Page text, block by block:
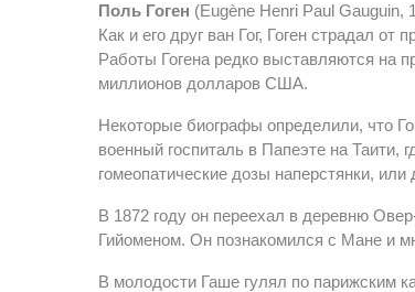
Поль Гоген (Eugène Henri Paul
Как и его друг ван Гог, Гоген страдал
Работы Гогена редко выставляются на
миллионов долларов США.
Некоторые биографы определили, что
военный госпиталь в Папеэте на Таити,
гомеопатические дозы наперстянки, или
В 1872 году он переехал в деревню
Гийоменом. Он познакомился с Мане и
В молодости Гаше гулял по парижским